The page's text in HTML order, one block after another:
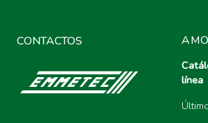
95 KIT GUIA
95
CONTACTOS
línea